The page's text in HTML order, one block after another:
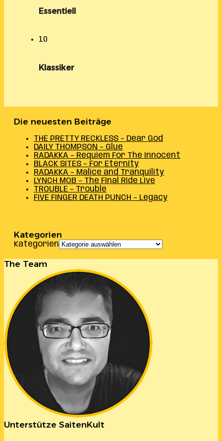
Essentiell
10
Klassiker
Die neuesten Beiträge
THE PRETTY RECKLESS – Dear God
DAILY THOMPSON – Glue
RADAKKA – Requiem For The Innocent
BLACK SITES – For Eternity
RADAKKA – Malice and Tranquility
LYNCH MOB – The Final Ride Live
TROUBLE – Trouble
FIVE FINGER DEATH PUNCH – Legacy
Kategorien
Kategorien
The Team
Unterstütze SaitenKult